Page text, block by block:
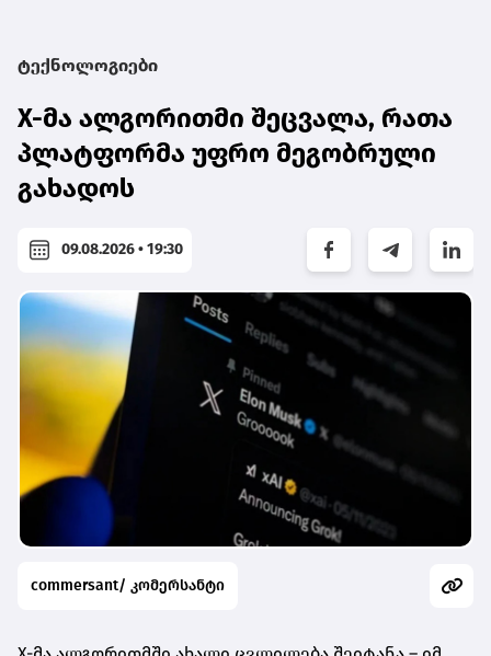
ტექნოლოგიები
X-მა ალგორითმი შეცვალა, რათა
პლატფორმა უფრო მეგობრული
გახადოს
09.08.2026 • 19:30
commersant/ კომერსანტი